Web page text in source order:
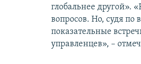
глобальнее другой».
вопросов. Но, судя по
показательные
управленцев», –